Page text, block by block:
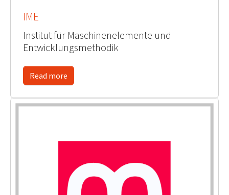
IME
Institut für Maschinenelemente und
Entwicklungsmethodik
Read more